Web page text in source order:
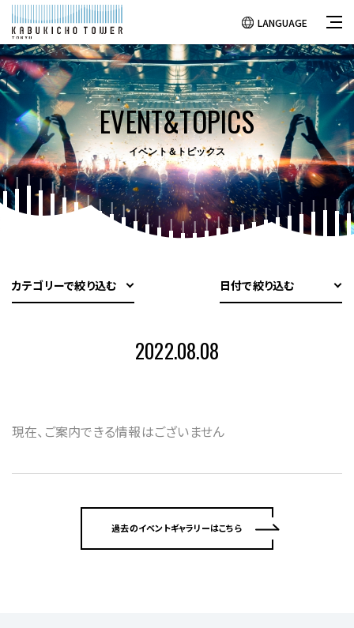
LANGUAGE
EVENT&TOPICS
イベント＆トピックス
カテゴリーで絞り込む 日付で絞り込む
2022.08.08
現在、ご案内できる情報はございません
過去のイベントギャラリーはこちら